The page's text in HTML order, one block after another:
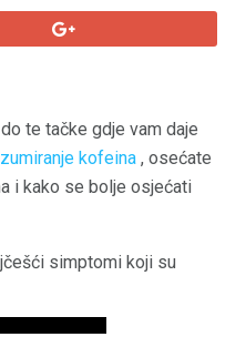
te tačke gdje vam daje
kofeina , osećate
i kako se bolje osjećati
simptomi koji su